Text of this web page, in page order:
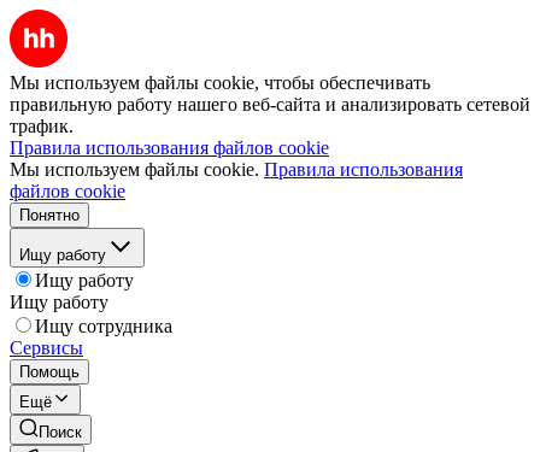
Мы используем файлы cookie, чтобы обеспечивать
правильную работу нашего веб-сайта и анализировать сетевой
трафик.
Правила использования файлов cookie
Мы используем файлы cookie. Правила использования
файлов cookie
Понятно
Ищу работу
Ищу работу
Ищу работу
Ищу сотрудника
Сервисы
Помощь
Ещё
Поиск